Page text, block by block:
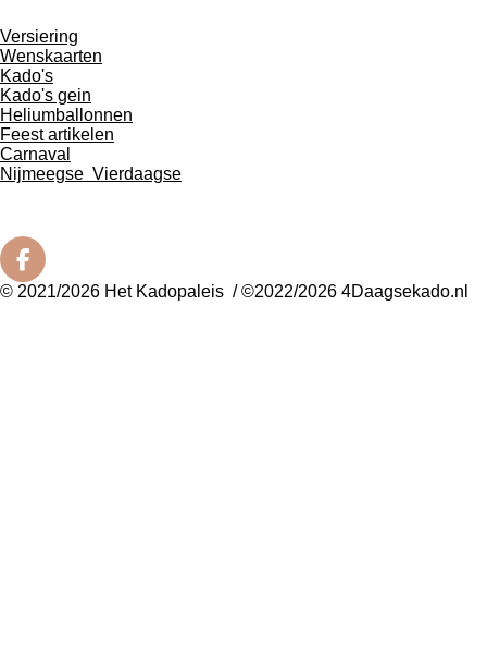
Versiering
Wenskaarten
Kado's
Kado's gein
Heliumballonnen
Feest artikelen
Carnaval
Nijmeegse Vierdaagse
F
a
© 2021/2026 Het Kadopaleis / ©2022/2026 4Daagsekado.nl